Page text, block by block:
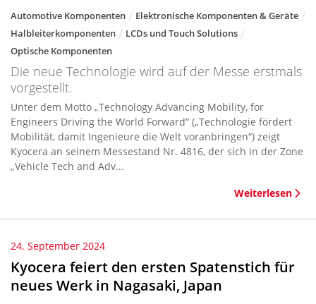
Automotive Komponenten
Elektronische Komponenten & Geräte
Halbleiterkomponenten
LCDs und Touch Solutions
Optische Komponenten
Die neue Technologie wird auf der Messe erstmals
vorgestellt.
Unter dem Motto „Technology Advancing Mobility, for
Engineers Driving the World Forward“ („Technologie fördert
Mobilität, damit Ingenieure die Welt voranbringen“) zeigt
Kyocera an seinem Messestand Nr. 4816, der sich in der Zone
„Vehicle Tech and Adv...
Weiterlesen
24. September 2024
Kyocera feiert den ersten Spatenstich für
neues Werk in Nagasaki, Japan